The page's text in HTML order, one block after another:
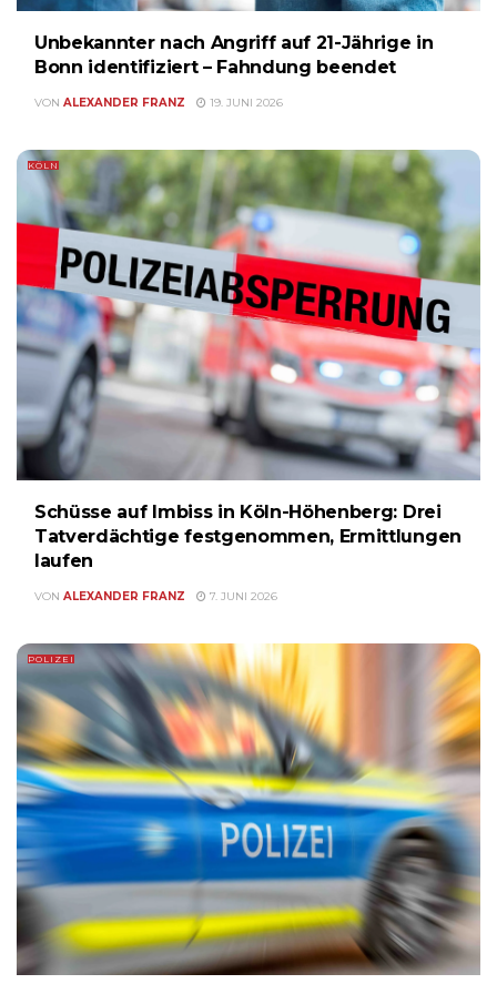
Unbekannter nach Angriff auf 21-Jährige in
Bonn identifiziert – Fahndung beendet
VON ALEXANDER FRANZ 19. JUNI 2026
KÖLN
Schüsse auf Imbiss in Köln-Höhenberg: Drei
Tatverdächtige festgenommen, Ermittlungen
laufen
VON ALEXANDER FRANZ 7. JUNI 2026
POLIZEI